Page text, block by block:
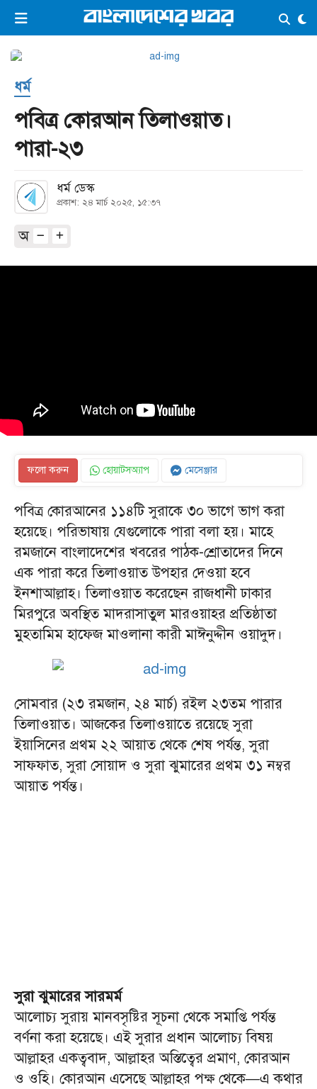
ভিডিও ই-পেপার লগইন ×
প্রচ্ছদ
সর্বশেষ
সব বিভাগ
কনভার্টার
ধর্ম
পবিত্র কোরআন তিলাওয়াত।
পারা-২৩
ধর্ম ডেস্ক
প্রকাশ: ২৪ মার্চ ২০২৫, ১৫:৩৭
অ
ফলো করুন হোয়াটসঅ্যাপ মেসেঞ্জার
পবিত্র কোরআনের ১১৪টি সুরাকে ৩০ ভাগে ভাগ করা
হয়েছে। পরিভাষায় যেগুলোকে পারা বলা হয়। মাহে
রমজানে বাংলাদেশের খবরের পাঠক-শ্রোতাদের দিনে
এক পারা করে তিলাওয়াত উপহার দেওয়া হবে
ইনশাআল্লাহ। তিলাওয়াত করেছেন রাজধানী ঢাকার
মিরপুরে অবস্থিত মাদরাসাতুল মারওয়াহর প্রতিষ্ঠাতা
মুহতামিম হাফেজ মাওলানা কারী মাঈনুদ্দীন ওয়াদুদ।
সোমবার (২৩ রমজান, ২৪ মার্চ) রইল ২৩তম পারার
তিলাওয়াত। আজকের তিলাওয়াতে রয়েছে সুরা
ইয়াসিনের প্রথম ২২ আয়াত থেকে শেষ পর্যন্ত, সুরা
সাফফাত, সুরা সোয়াদ ও সুরা ঝুমারের প্রথম ৩১ নম্বর
আয়াত পর্যন্ত।
সুরা ঝুমারের সারমর্ম
আলোচ্য সুরায় মানবসৃষ্টির সূচনা থেকে সমাপ্তি পর্যন্ত
বর্ণনা করা হয়েছে। এই সুরার প্রধান আলোচ্য বিষয়
আল্লাহর একত্ববাদ, আল্লাহর অস্তিত্বের প্রমাণ, কোরআন
ও ওহি। কোরআন এসেছে আল্লাহর পক্ষ থেকে—এ কথার